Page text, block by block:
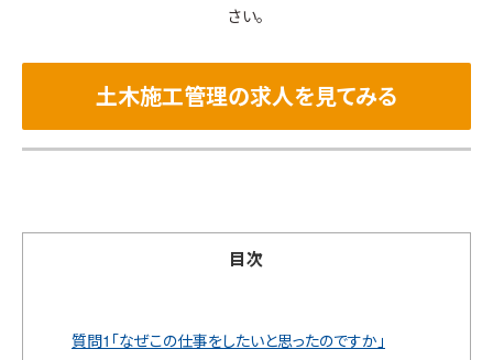
さい。
土木施工管理の求人を見てみる
目次
質問1「なぜこの仕事をしたいと思ったのですか」